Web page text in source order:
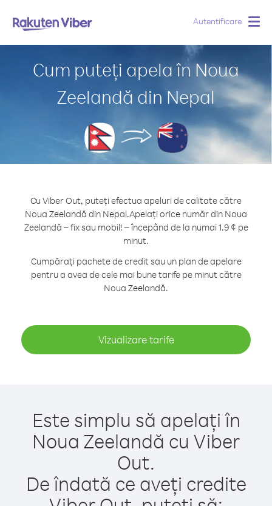
Autentificare
Cum puteți apela în Noua
Zeelandă din Nepal
Cu Viber Out, puteți efectua apeluri de calitate către
Noua Zeelandă din Nepal.Apelați orice număr din Noua
Zeelandă – fix sau mobil! – începând de la numai 1.9 ¢ pe
minut.
Cumpărați pachete de credit sau un plan de apelare
pentru a avea de cele mai bune tarife pe minut către
Noua Zeelandă.
Vizualizare tarife
Este simplu să apelați în
Noua Zeelandă cu Viber
Out.
De îndată ce aveți credite